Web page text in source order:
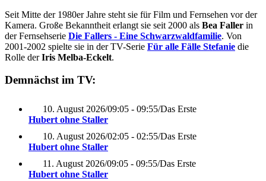
Seit Mitte der 1980er Jahre steht sie für Film und Fernsehen vor der
Kamera. Große Bekanntheit erlangt sie seit 2000 als Bea Faller in
der Fernsehserie Die Fallers - Eine Schwarzwaldfamilie. Von
2001-2002 spielte sie in der TV-Serie Für alle Fälle Stefanie die
Rolle derIris Melba-Eckelt.
Demnächst im TV:
10. August 2026/09:05 - 09:55/Das Erste
Hubert ohne Staller
10. August 2026/02:05 - 02:55/Das Erste
Hubert ohne Staller
11. August 2026/09:05 - 09:55/Das Erste
Hubert ohne Staller